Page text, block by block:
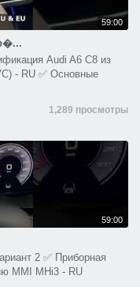
59:00
Audi A6 С8 из
- RU ✅ Основные
1,289 просмотры
59:00
2 ✅ Приборная
MMI MHi3 - RU